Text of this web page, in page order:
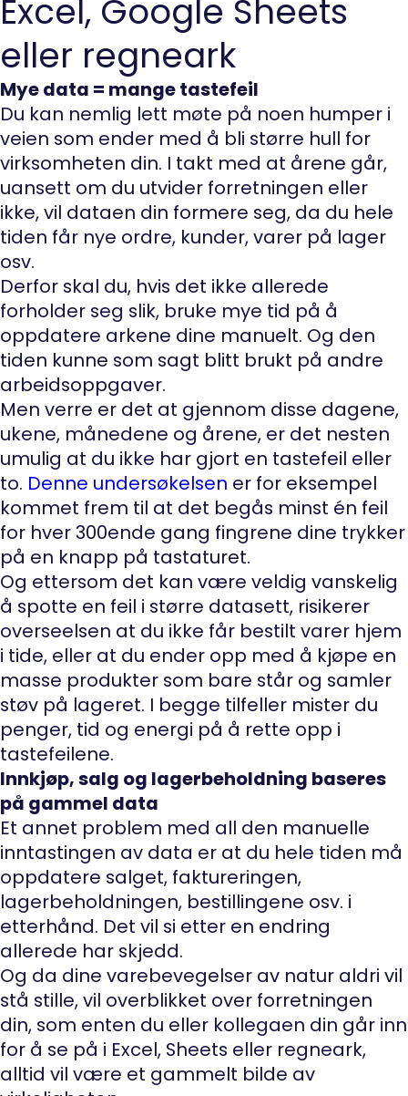
Excel, Google Sheets
eller regneark
Mye data = mange tastefeil
Du kan nemlig lett møte på noen humper i
veien som ender med å bli større hull for
virksomheten din. I takt med at årene går,
uansett om du utvider forretningen eller
ikke, vil dataen din formere seg, da du hele
tiden får nye ordre, kunder, varer på lager
osv.
Derfor skal du, hvis det ikke allerede
forholder seg slik, bruke mye tid på å
oppdatere arkene dine manuelt. Og den
tiden kunne som sagt blitt brukt på andre
arbeidsoppgaver.
Men verre er det at gjennom disse dagene,
ukene, månedene og årene, er det nesten
umulig at du ikke har gjort en tastefeil eller
to. Denne undersøkelsen er for eksempel
kommet frem til at det begås minst én feil
for hver 300ende gang fingrene dine trykker
på en knapp på tastaturet.
Og ettersom det kan være veldig vanskelig
å spotte en feil i større datasett, risikerer
overseelsen at du ikke får bestilt varer hjem
i tide, eller at du ender opp med å kjøpe en
masse produkter som bare står og samler
støv på lageret. I begge tilfeller mister du
penger, tid og energi på å rette opp i
tastefeilene.
Innkjøp, salg og lagerbeholdning baseres
på gammel data
Et annet problem med all den manuelle
inntastingen av data er at du hele tiden må
oppdatere salget, faktureringen,
lagerbeholdningen, bestillingene osv. i
etterhånd. Det vil si etter en endring
allerede har skjedd.
Og da dine varebevegelser av natur aldri vil
stå stille, vil overblikket over forretningen
din, som enten du eller kollegaen din går inn
for å se på i Excel, Sheets eller regneark,
alltid vil være et gammelt bilde av